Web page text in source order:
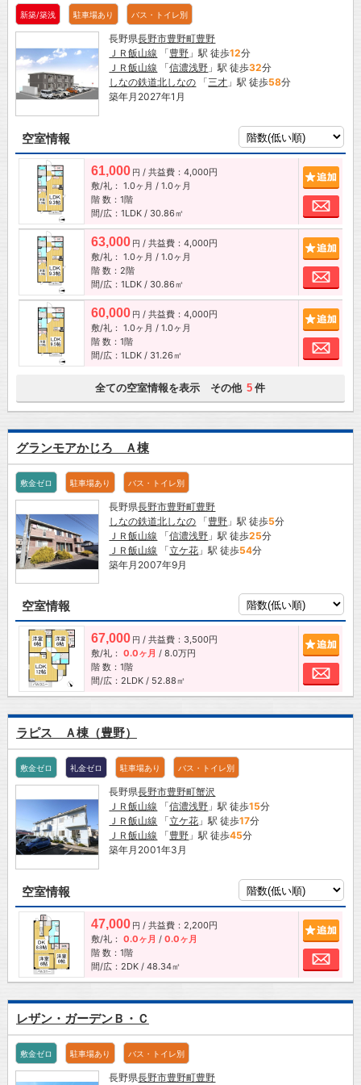
新築/築浅 駐車場あり バス・トイレ別
長野県長野市豊野町豊野
ＪＲ飯山線 「豊野 」駅 徒歩12分
ＪＲ飯山線 「信濃浅野 」駅 徒歩32分
しなの鉄道北しなの 「三才 」駅 徒歩58分
築年月2027年1月
空室情報
61,000 円 / 共益費：4,000円
敷/礼： 1.0ヶ月 / 1.0ヶ月
階 数：1階
間/広：1LDK / 30.86㎡
お
63,000 円 / 共益費：4,000円
敷/礼： 1.0ヶ月 / 1.0ヶ月
階 数：2階
間/広：1LDK / 30.86㎡
お
60,000 円 / 共益費：4,000円
敷/礼： 1.0ヶ月 / 1.0ヶ月
階 数：1階
間/広：1LDK / 31.26㎡
お
全ての空室情報を表示 その他 5 件
グランモアかじろ Ａ棟
敷金ゼロ 駐車場あり バス・トイレ別
長野県長野市豊野町豊野
しなの鉄道北しなの 「豊野 」駅 徒歩5分
ＪＲ飯山線 「信濃浅野 」駅 徒歩25分
ＪＲ飯山線 「立ケ花 」駅 徒歩54分
築年月2007年9月
空室情報
67,000 円 / 共益費：3,500円
敷/礼： 0.0ヶ月 / 8.0万円
階 数：1階
間/広：2LDK / 52.88㎡
お
ラピス Ａ棟（豊野）
敷金ゼロ 礼金ゼロ 駐車場あり バス・トイレ別
長野県長野市豊野町蟹沢
ＪＲ飯山線 「信濃浅野 」駅 徒歩15分
ＪＲ飯山線 「立ケ花 」駅 徒歩17分
ＪＲ飯山線 「豊野 」駅 徒歩45分
築年月2001年3月
空室情報
47,000 円 / 共益費：2,200円
敷/礼： 0.0ヶ月 / 0.0ヶ月
階 数：1階
間/広：2DK / 48.34㎡
お
レザン・ガーデンＢ・Ｃ
敷金ゼロ 駐車場あり バス・トイレ別
長野県長野市豊野町豊野